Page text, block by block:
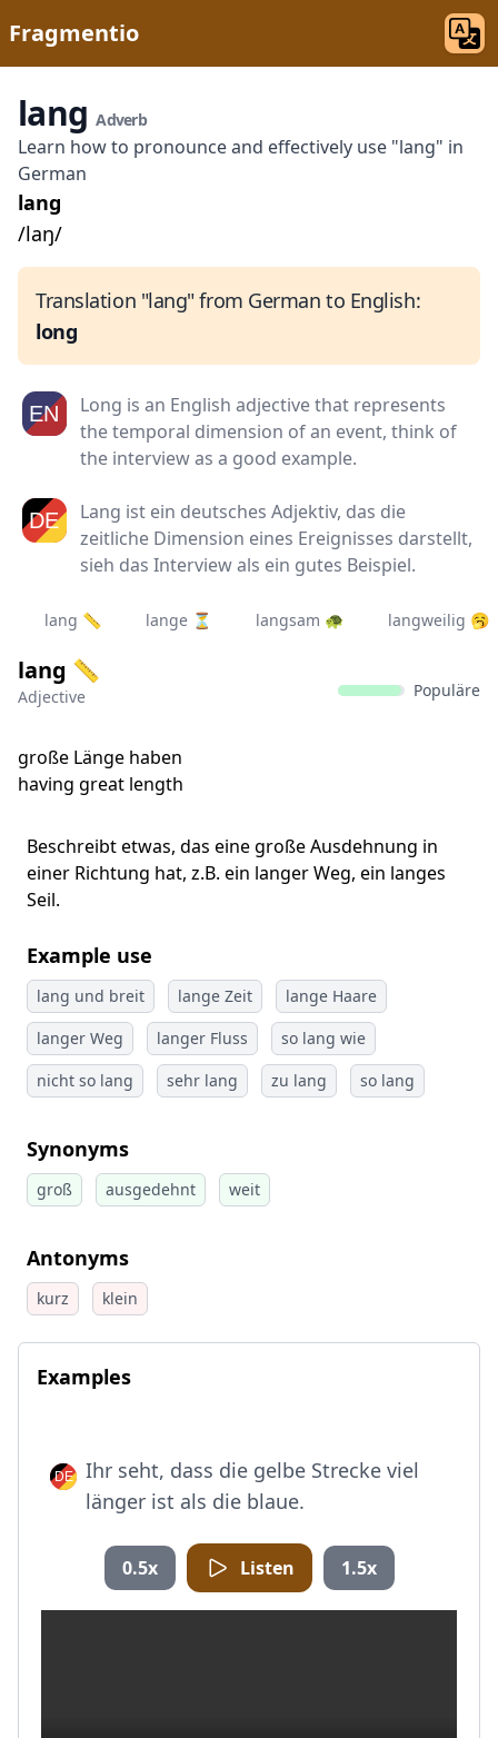
Fragmentio
langAdverb
Learn how to pronounce and effectively use "lang" in
German
lang
/laŋ/
Translation "lang" from German to English:
long
Long is an English adjective that represents
the temporal dimension of an event, think of
the interview as a good example.
Lang ist ein deutsches Adjektiv, das die
zeitliche Dimension eines Ereignisses darstellt,
sieh das Interview als ein gutes Beispiel.
lang 📏 lange ⏳ langsam 🐢 langweilig 🥱
lang 📏
Adjective Populäre
große Länge haben
having great length
Beschreibt etwas, das eine große Ausdehnung in
einer Richtung hat, z.B. ein langer Weg, ein langes
Seil.
Example use
lang und breit lange Zeit
lange Haare
langer Weg
langer Fluss
so lang wie
nicht so lang
sehr lang zu lang so lang
Synonyms
groß ausgedehnt weit
Antonyms
kurz klein
Examples
Ihr seht, dass die gelbe Strecke viel
länger ist als die blaue.
0.5x Listen 1.5x